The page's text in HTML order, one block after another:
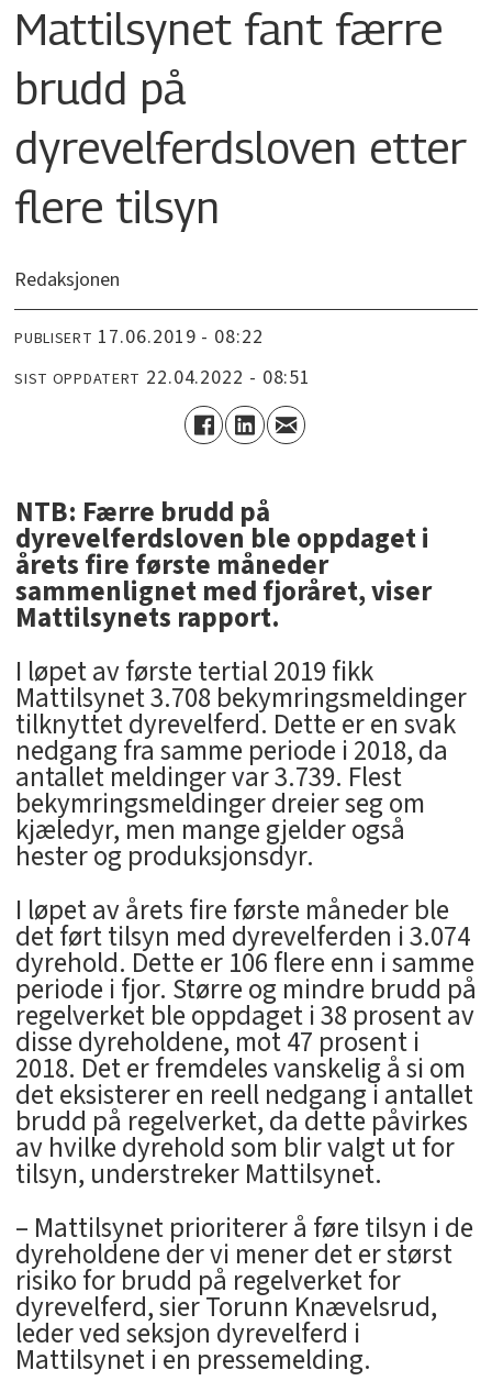
Mattilsynet fant færre
brudd på
dyrevelferdsloven etter
flere tilsyn
Redaksjonen
PUBLISERT 17.06.2019 - 08:22
SIST OPPDATERT 22.04.2022 - 08:51
NTB: Færre brudd på
dyrevelferdsloven ble oppdaget i
årets fire første måneder
sammenlignet med fjoråret, viser
Mattilsynets rapport.
I løpet av første tertial 2019 fikk
Mattilsynet 3.708 bekymringsmeldinger
tilknyttet dyrevelferd. Dette er en svak
nedgang fra samme periode i 2018, da
antallet meldinger var 3.739. Flest
bekymringsmeldinger dreier seg om
kjæledyr, men mange gjelder også
hester og produksjonsdyr.
I løpet av årets fire første måneder ble
det ført tilsyn med dyrevelferden i 3.074
dyrehold. Dette er 106 flere enn i samme
periode i fjor. Større og mindre brudd på
regelverket ble oppdaget i 38 prosent av
disse dyreholdene, mot 47 prosent i
2018. Det er fremdeles vanskelig å si om
det eksisterer en reell nedgang i antallet
brudd på regelverket, da dette påvirkes
av hvilke dyrehold som blir valgt ut for
tilsyn, understreker Mattilsynet.
– Mattilsynet prioriterer å føre tilsyn i de
dyreholdene der vi mener det er størst
risiko for brudd på regelverket for
dyrevelferd, sier Torunn Knævelsrud,
leder ved seksjon dyrevelferd i
Mattilsynet i en pressemelding.